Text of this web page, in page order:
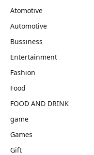
Atomotive
Automotive
Bussiness
Entertainment
Fashion
Food
FOOD AND DRINK
game
Games
Gift